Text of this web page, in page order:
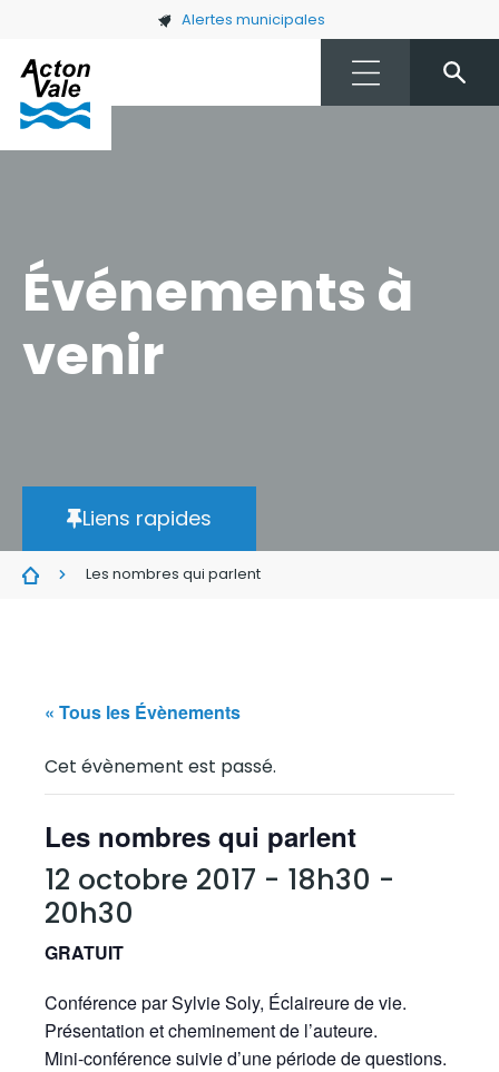
Skip to main content Alertes municipales
Événements à
venir
Liens rapides
Les nombres qui parlent
« Tous les Évènements
Cet évènement est passé.
Les nombres qui parlent
12 octobre 2017 - 18h30 -
20h30
GRATUIT
Conférence par Sylvie Soly, Éclaireure de vie.
Présentation et cheminement de l’auteure.
Mini-conférence suivie d’une période de questions.